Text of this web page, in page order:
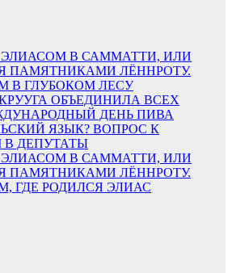
В САММАТТИ, ИЛИ
ПАМЯТНИКАМИ ЛЁННРОТУ.
В ГЛУБОКОМ ЛЕСУ
ОБЪЕДИНИЛА ВСЕХ
ДЕНЬ ПИВА
ЯЗЫК? ВОПРОС К
ДЕПУТАТЫ
В САММАТТИ, ИЛИ
ПАМЯТНИКАМИ ЛЁННРОТУ.
ГДЕ РОДИЛСЯ ЭЛИАС